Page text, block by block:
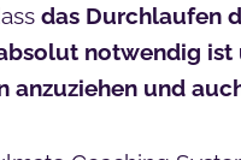
das Durchlaufen
notwendig ist
anzuziehen und